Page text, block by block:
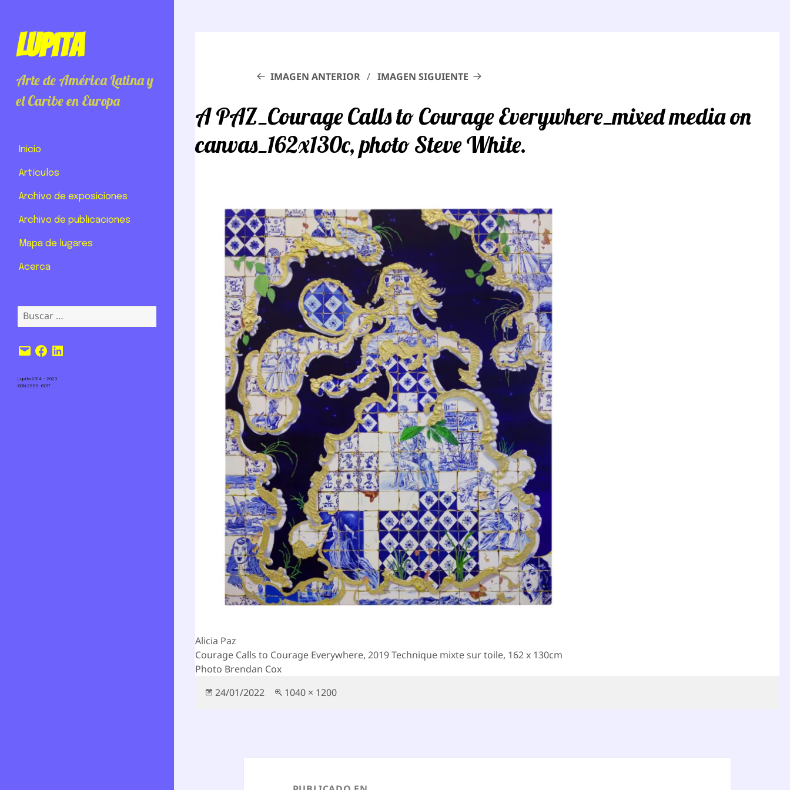
Lupita
Arte de América Latina y
el Caribe en Europa
Inicio
Artículos
Archivo de exposiciones
Archivo de publicaciones
Mapa de lugares
Acerca
Buscar:
Correo
electrónico
Facebook
LinkedIn
Lupita 2014 – 2023
ISSN 2555-6797
IMAGEN ANTERIOR IMAGEN SIGUIENTE
A PAZ_Courage Calls to Courage Everywhere_mixed media on
canvas_162x130c, photo Steve White.
Alicia Paz
Courage Calls to Courage Everywhere, 2019 Technique mixte sur toile, 162 x 130cm
Photo Brendan Cox
Publicado
24/01/2022
Tamaño
1040 × 1200